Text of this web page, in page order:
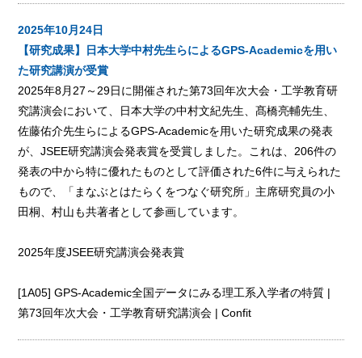
2025年10月24日
【研究成果】日本大学中村先生らによるGPS-Academicを用い
た研究講演が受賞
2025年8月27～29日に開催された第73回年次大会・工学教育研
究講演会において、日本大学の中村文紀先生、髙橋亮輔先生、
佐藤佑介先生らによるGPS-Academicを用いた研究成果の発表
が、JSEE研究講演会発表賞を受賞しました。これは、206件の
発表の中から特に優れたものとして評価された6件に与えられた
もので、「まなぶとはたらくをつなぐ研究所」主席研究員の小
田桐、村山も共著者として参画しています。
2025年度JSEE研究講演会発表賞
[1A05] GPS-Academic全国データにみる理工系入学者の特質 |
第73回年次大会・工学教育研究講演会 | Confit